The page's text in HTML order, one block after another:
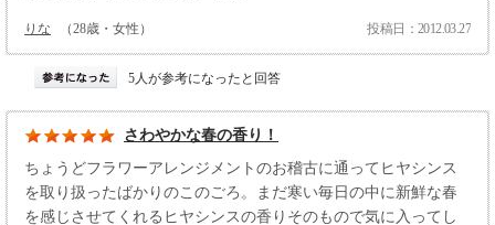
りな （28歳・女性） 投稿日：2012.03.27
5人が参考になったと回答
さわやかな春の香り！
ちょうどフラワーアレンジメントのお稽古に通ってヒヤシンス
を取り扱ったばかりのこのごろ。まだ寒い毎日の中に新鮮な春
を感じさせてくれるヒヤシンスの香りそのもので気に入ってし